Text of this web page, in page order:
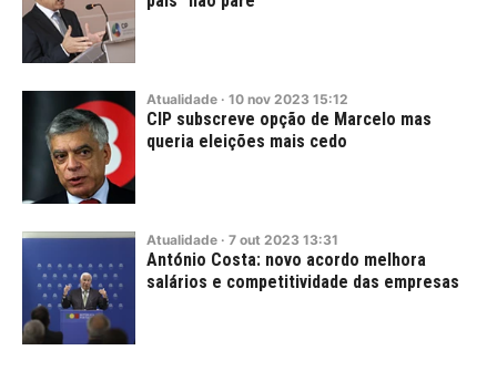
Atualidade · 10 nov 2023 15:12
CIP subscreve opção de Marcelo mas
queria eleições mais cedo
Atualidade · 7 out 2023 13:31
António Costa: novo acordo melhora
salários e competitividade das empresas